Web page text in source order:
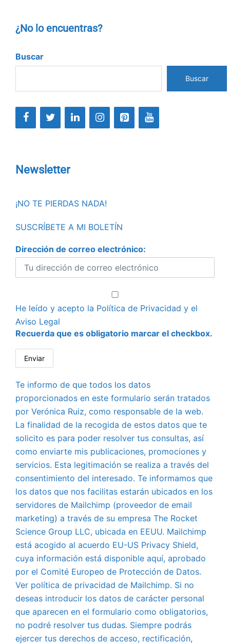
¿No lo encuentras?
Buscar
Buscar
Newsletter
¡NO TE PIERDAS NADA!
SUSCRÍBETE A MI BOLETÍN
Dirección de correo electrónico:
He leído y acepto la Política de Privacidad y el
Aviso Legal
Recuerda que es obligatorio marcar el checkbox.
Te informo de que todos los datos
proporcionados en este formulario serán tratados
por Verónica Ruiz, como responsable de la web.
La finalidad de la recogida de estos datos que te
solicito es para poder resolver tus consultas, así
como enviarte mis publicaciones, promociones y
servicios. Esta legitimación se realiza a través del
consentimiento del interesado. Te informamos que
los datos que nos facilitas estarán ubicados en los
servidores de Mailchimp (proveedor de email
marketing) a través de su empresa The Rocket
Science Group LLC, ubicada en EEUU. Mailchimp
está acogido al acuerdo EU-US Privacy Shield,
cuya información está disponible aquí, aprobado
por el Comité Europeo de Protección de Datos.
Ver política de privacidad de Mailchimp. Si no
deseas introducir los datos de carácter personal
que aparecen en el formulario como obligatorios,
no podré resolver tus dudas. Siempre podrás
ejercer tus derechos de acceso, rectificación,